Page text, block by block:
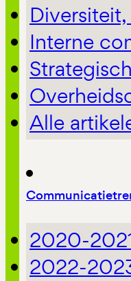
Interne
Alle
2020-
2022-